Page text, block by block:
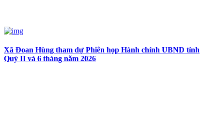
Xã Đoan Hùng tham dự Phiên họp Hành chính UBND tỉnh
Quý II và 6 tháng năm 2026